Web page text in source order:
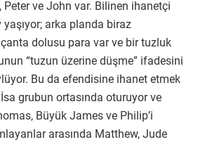
ve John var. Bilinen ihanetçi
arka planda biraz
dolusu para var ve bir tuzluk
“tuzun üzerine düşme” ifadesini
Bu da efendisine ihanet etmek
grubun ortasında oturuyor ve
Büyük James ve Philip’i
arasında Matthew, Jude